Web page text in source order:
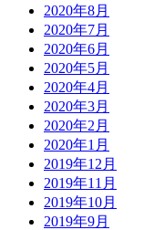
2020年8月
2020年7月
2020年6月
2020年5月
2020年4月
2020年3月
2020年2月
2020年1月
2019年12月
2019年11月
2019年10月
2019年9月